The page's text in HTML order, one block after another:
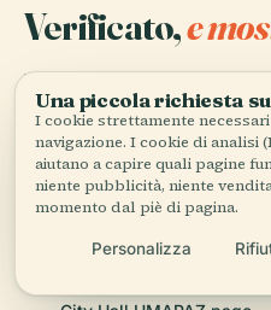
Verificato,e
Ricercata e scritta dal
partire da documenti
conoscenza del territorio.
Ultima revisione: August 2025
Carmo Planetarium
Una piccola richiesta
I cookie strettamente
navigazione. I cookie di analisi
aiutano a capire quali pagine
niente pubblicità, niente
momento dal piè di pagina.
Personalizza